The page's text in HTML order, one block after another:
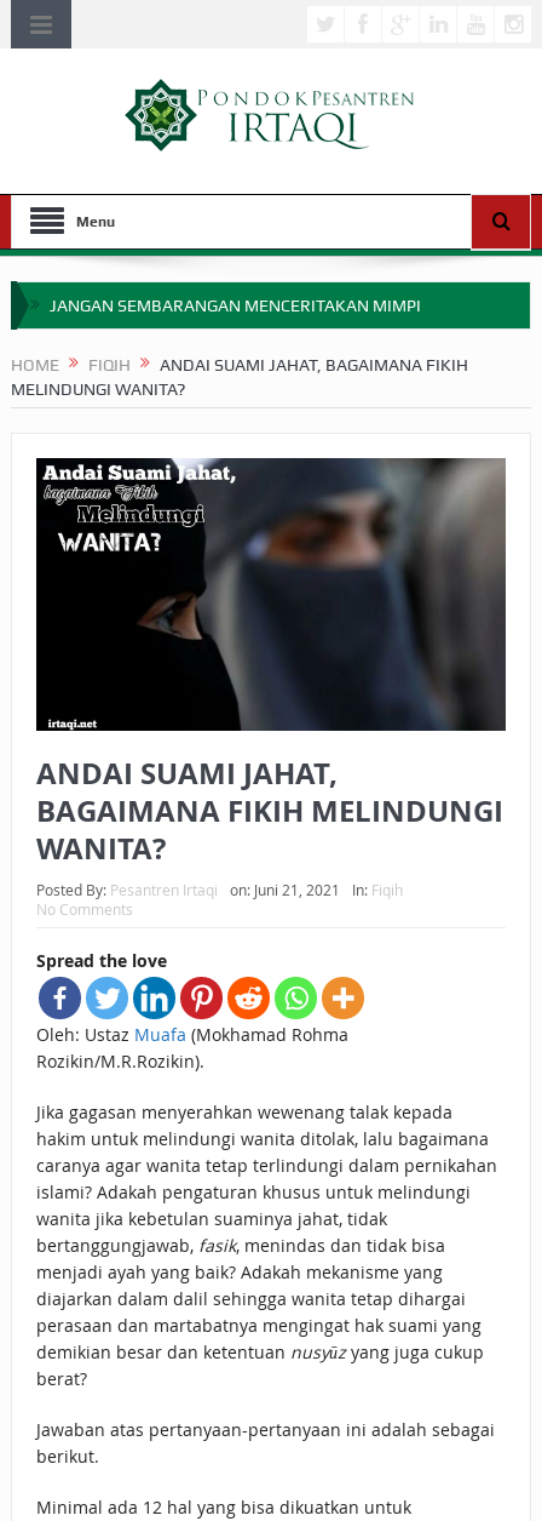
Menu
JANGAN SEMBARANGAN MENCERITAKAN MIMPI
MIMPI YANG DIABAIKAN MENJELANG PERANG BADAR
SEBELUM TIBA SAAT WAJIB?
HAKIKAT NIKMAT DI DUNIA!
BAGAIMANA CARA MEMBAYAR ZAKAT UANG?
UANG HARAM BISA MENJADI HALAL JIKA SEBAB
KEPEMILIKANNYA BERUBAH
ISTIDLAL BATIL VS ISTIDLAL SYAR’I
BAHASA CINTA KARENA ALLAH
HUKUM MEMBAYAR ZAKAT DENGAN CARA MENGANGSUR
HUKUM MEMBAYAR ZAKAT KEPADA KERABAT SENDIRI
HOME FIQIH
ANDAI SUAMI JAHAT, BAGAIMANA FIKIH
MELINDUNGI WANITA?
ANDAI SUAMI JAHAT,
BAGAIMANA FIKIH MELINDUNGI
WANITA?
Posted By: Pesantren Irtaqi on: Juni 21, 2021 In: Fiqih
No Comments
Spread the love
Oleh: Ustaz Muafa (Mokhamad Rohma
Rozikin/M.R.Rozikin).
Jika gagasan menyerahkan wewenang talak kepada
hakim untuk melindungi wanita ditolak, lalu bagaimana
caranya agar wanita tetap terlindungi dalam pernikahan
islami? Adakah pengaturan khusus untuk melindungi
wanita jika kebetulan suaminya jahat, tidak
bertanggungjawab, fasik, menindas dan tidak bisa
menjadi ayah yang baik? Adakah mekanisme yang
diajarkan dalam dalil sehingga wanita tetap dihargai
perasaan dan martabatnya mengingat hak suami yang
demikian besar dan ketentuan nusyūzyang juga cukup
berat?
Jawaban atas pertanyaan-pertanyaan ini adalah sebagai
berikut.
Minimal ada 12 hal yang bisa dikuatkan untuk